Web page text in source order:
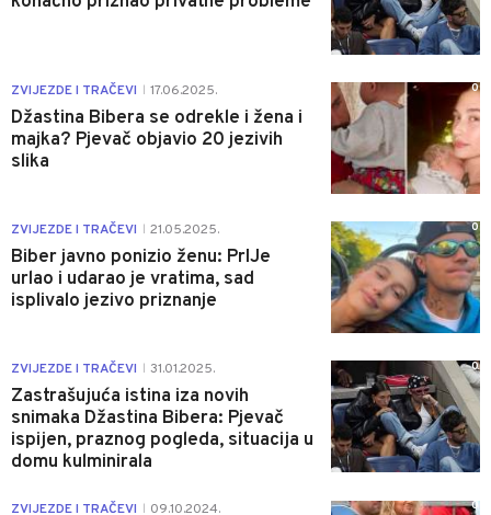
ZVIJEZDE I TRAČEVI 17.06.2025.
Džastina Bibera se odrekle i žena i
majka? Pjevač objavio 20 jezivih
slika
0
ZVIJEZDE I TRAČEVI 21.05.2025.
Biber javno ponizio ženu: PrIJe
urlao i udarao je vratima, sad
isplivalo jezivo priznanje
0
ZVIJEZDE I TRAČEVI 31.01.2025.
Zastrašujuća istina iza novih
snimaka Džastina Bibera: Pjevač
ispijen, praznog pogleda, situacija u
domu kulminirala
0
ZVIJEZDE I TRAČEVI 09.10.2024. 0